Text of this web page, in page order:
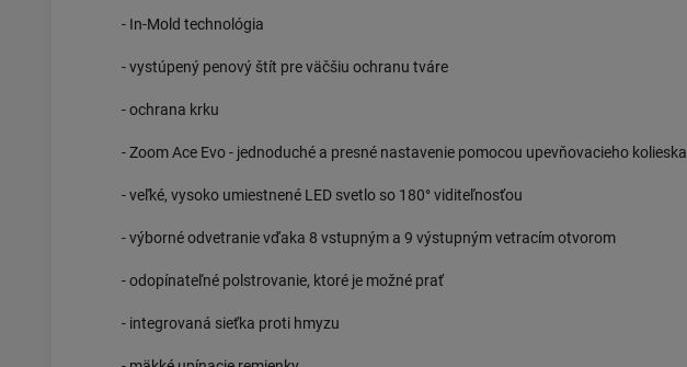
- In-Mold technológia
- vystúpený penový štít pre väčšiu ochranu tváre
- ochrana krku
- Zoom Ace Evo - jednoduché a presné nastavenie pomocou upevňovacieho kolieska
- veľké, vysoko umiestnené LED svetlo so 180° viditeľnosťou
- výborné odvetranie vďaka 8 vstupným a 9 výstupným vetracím otvorom
- odopínateľné polstrovanie, ktoré je možné prať
- integrovaná sieťka proti hmyzu